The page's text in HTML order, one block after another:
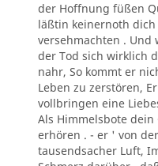
der Hoffnung füßen
läßtin keinernoth dich
versehmachten . Und
der Tod sich wirklich
nahr, So kommt er
Leben zu zerstören,
vollbringen eine
Als Himmelsbote dein
erhören . - er ' von
tausendsacher Luft,